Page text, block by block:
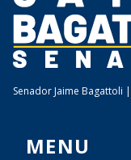
Senador Jaime
MENU